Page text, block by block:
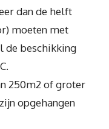
dan de helft
moeten met
de beschikking
250m2 of groter
opgehangen